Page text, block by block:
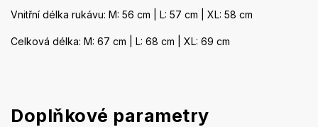
Vnitřní délka rukávu: M: 56 cm | L: 57 cm | XL: 58 cm
Celková délka: M: 67 cm | L: 68 cm | XL: 69 cm
Doplňkové parametry